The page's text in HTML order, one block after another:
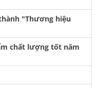
"Thương hiệu
chất lượng tốt năm